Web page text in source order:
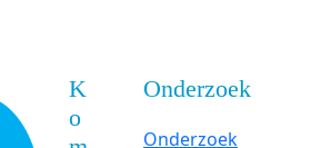
K
o
Onderzoek
Onderzoek